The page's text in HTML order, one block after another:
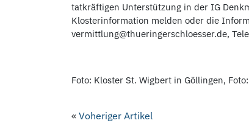
tatkräftigen Unterstützung in der IG
Klosterinformation melden oder die
vermittlung@thueringerschloesser.de,
Foto: Kloster St. Wigbert in Göllingen,
« Voheriger Artikel